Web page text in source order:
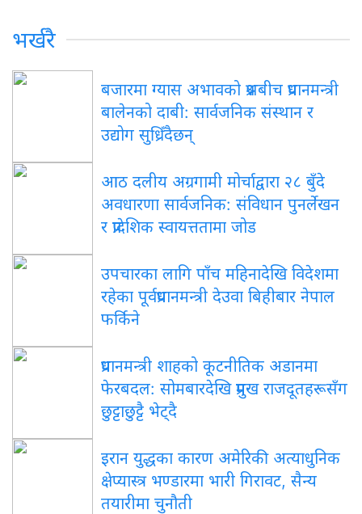
भर्खरै
बजारमा ग्यास अभावको प्रश्नबीच प्रधानमन्त्री
बालेनको दाबी: सार्वजनिक संस्थान र
उद्योग सुध्रिँदैछन्
आठ दलीय अग्रगामी मोर्चाद्वारा २८ बुँदे
अवधारणा सार्वजनिक: संविधान पुनर्लेखन
र प्रादेशिक स्वायत्ततामा जोड
उपचारका लागि पाँच महिनादेखि विदेशमा
रहेका पूर्वप्रधानमन्त्री देउवा बिहीबार नेपाल
फर्किने
प्रधानमन्त्री शाहको कूटनीतिक अडानमा
फेरबदल: सोमबारदेखि प्रमुख राजदूतहरूसँग
छुट्टाछुट्टै भेट्दै
इरान युद्धका कारण अमेरिकी अत्याधुनिक
क्षेप्यास्त्र भण्डारमा भारी गिरावट, सैन्य
तयारीमा चुनौती